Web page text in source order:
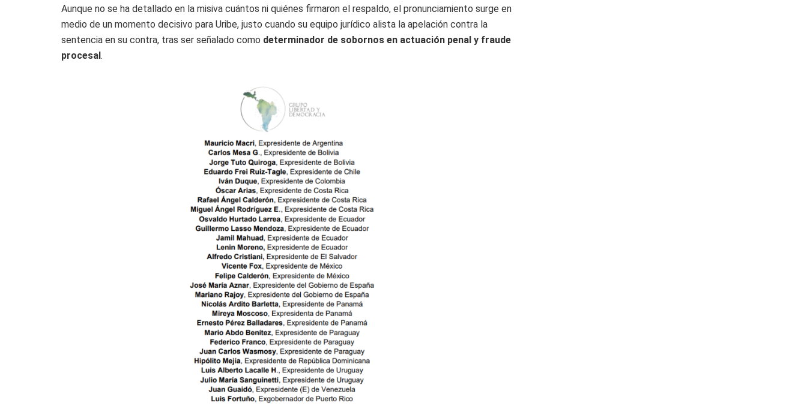
Aunque no se ha detallado en la misiva cuántos ni quiénes firmaron el respaldo, el pronunciamiento surge en
medio de un momento decisivo para Uribe, justo cuando su equipo jurídico alista la apelación contra la
sentencia en su contra, tras ser señalado como determinador de sobornos en actuación penal y fraude
procesal.